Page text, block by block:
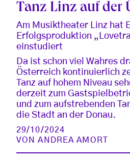
Tanz Linz auf der
Am Musiktheater Linz hat
Erfolgsproduktion
einstudiert
Da ist schon viel Wahres
Österreich kontinuierlich
Tanz auf hohem Niveau
derzeit zum
und zum aufstrebenden
die Stadt an der Donau.
29/10/2024
VONANDREA AMORT